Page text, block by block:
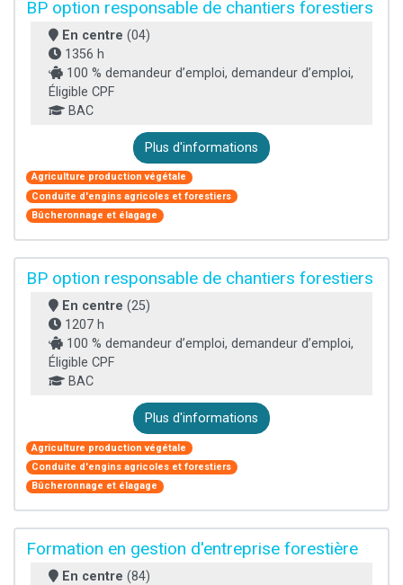
BP option responsable de chantiers forestiers
En centre (04)
1356 h
100 % demandeur d’emploi, demandeur d’emploi,
Éligible CPF
BAC
Plus d'informations
Agriculture production végétale
Conduite d'engins agricoles et forestiers
Bûcheronnage et élagage
BP option responsable de chantiers forestiers
En centre (25)
1207 h
100 % demandeur d’emploi, demandeur d’emploi,
Éligible CPF
BAC
Plus d'informations
Agriculture production végétale
Conduite d'engins agricoles et forestiers
Bûcheronnage et élagage
Formation en gestion d'entreprise forestière
En centre (84)